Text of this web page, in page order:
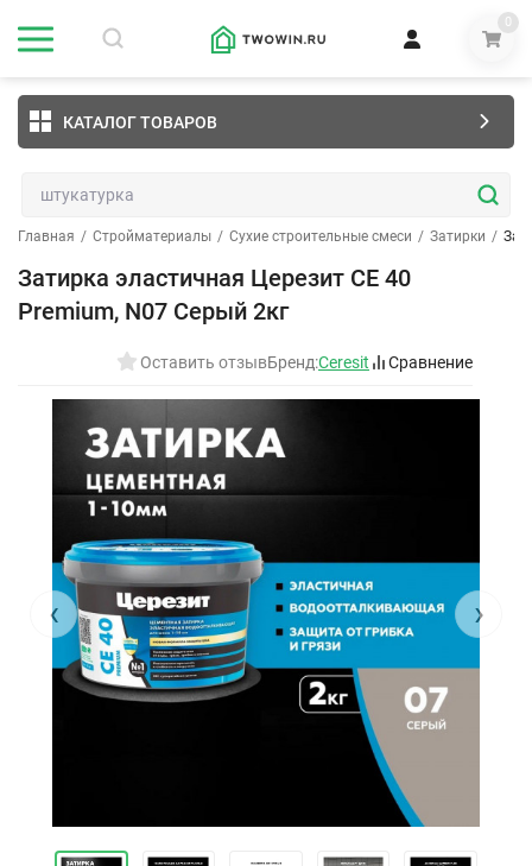
0
КАТАЛОГ ТОВАРОВ
Главная / Стройматериалы / Сухие строительные смеси / Затирки /
Затирка эластичная Церезит CE 40
Premium, N07 Серый 2кг
Оставить отзывБренд:Ceresit Сравнение
‹ ›